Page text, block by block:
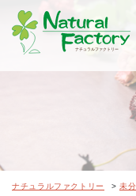
ナチュ
ナチュラルファクトリー > 未